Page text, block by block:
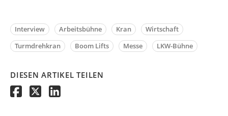
Interview Arbeitsbühne Kran
Wirtschaft
Turmdrehkran
Boom Lifts Messe LKW-Bühne
DIESEN ARTIKEL TEILEN